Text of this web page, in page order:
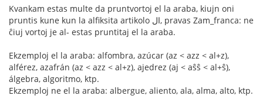
Kvankam estas multe da pruntvortoj el la araba, kiujn oni
pruntis kune kun la alfiksita artikolo ال, pravas Zam_franca: ne
ĉiuj vortoj je al- estas pruntitaj el la araba.
Ekzemploj el la araba: alfombra, azúcar (az < azz < al+z),
alférez, azafrán (az < azz < al+z), ajedrez (aj < aŝŝ < al+ŝ),
álgebra, algoritmo, ktp.
Ekzemploj ne el la araba: albergue, aliento, ala, alma, alto, ktp.